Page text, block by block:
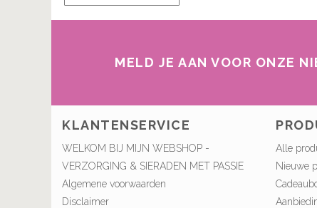
MELD JE AAN VOOR ONZE
KLANTENSERVICE
WELKOM BIJ MIJN WEBSHOP -
VERZORGING & SIERADEN MET PASSIE
Algemene voorwaarden
Disclaimer
Alle
Nieuwe